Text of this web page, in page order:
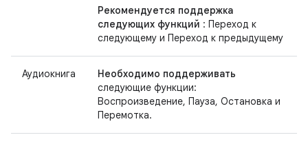
Рекомендуется поддержка
следующих функций : Переход к
следующему и Переход к предыдущему
Аудиокнига
Необходимо поддерживать
следующие функции:
Воспроизведение, Пауза, Остановка и
Перемотка.